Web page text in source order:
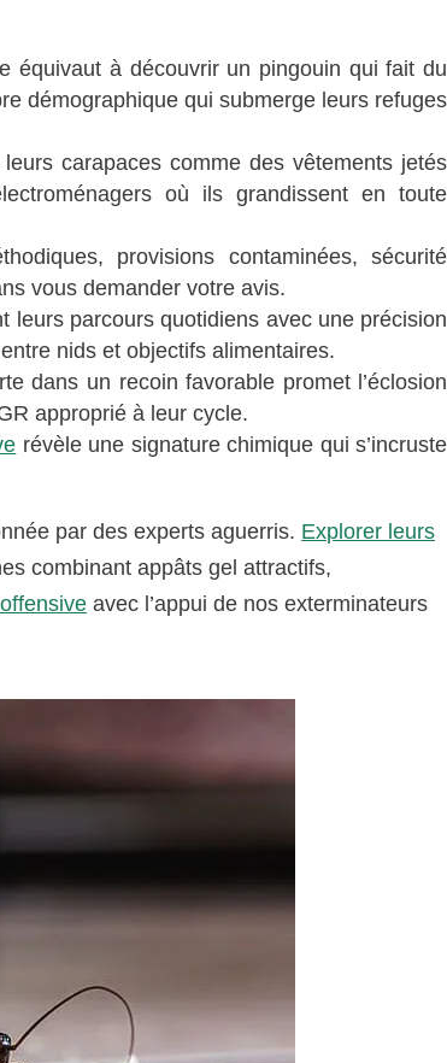
équivaut à découvrir un pingouin qui fait du
démographique qui submerge leurs refuges
carapaces comme des vêtements jetés
où ils grandissent en toute
provisions contaminées, sécurité
vous demander votre avis.
leurs parcours quotidiens avec une précision
nids et objectifs alimentaires.
dans un recoin favorable promet l’éclosion
approprié à leur cycle.
révèle une signature chimique qui s’incruste
par des experts aguerris. Explorer leurs
combinant appâts gel attractifs,
avec l’appui de nos exterminateurs